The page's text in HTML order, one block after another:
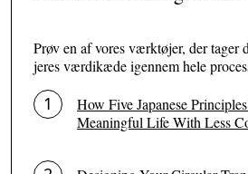
Prøv en af vores værktøjer, der tager
jeres værdikæde igennem hele
How Five Japanese
Meaningful Life With Less